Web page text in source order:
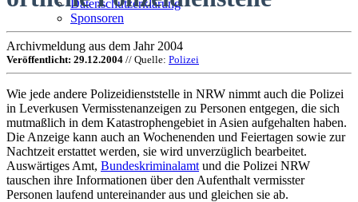
Datenschutzerklärung
Sponsoren
Archivmeldung aus dem Jahr 2004
Veröffentlicht: 29.12.2004 // Quelle: Polizei
Wie jede andere Polizeidienststelle in NRW nimmt auch die Polizei
in Leverkusen Vermisstenanzeigen zu Personen entgegen, die sich
mutmaßlich in dem Katastrophengebiet in Asien aufgehalten haben.
Die Anzeige kann auch an Wochenenden und Feiertagen sowie zur
Nachtzeit erstattet werden, sie wird unverzüglich bearbeitet.
Auswärtiges Amt, Bundeskriminalamt und die Polizei NRW
tauschen ihre Informationen über den Aufenthalt vermisster
Personen laufend untereinander aus und gleichen sie ab.